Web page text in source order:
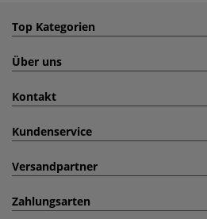
Top Kategorien
Über uns
Kontakt
Kundenservice
Versandpartner
Zahlungsarten